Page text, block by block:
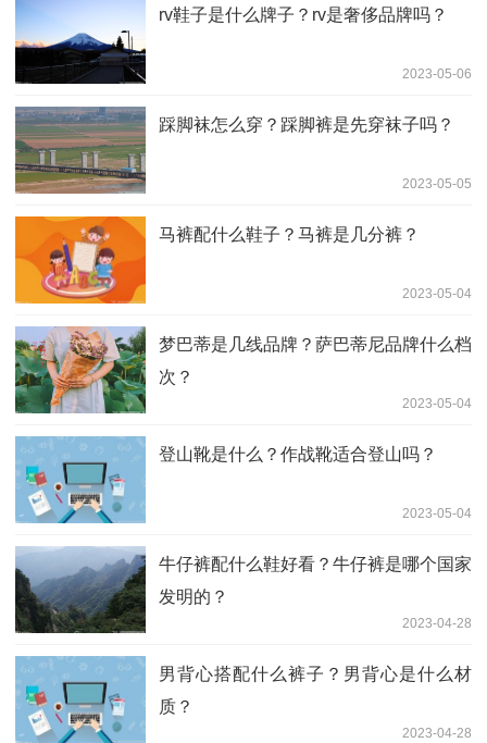
rv鞋子是什么牌子？rv是奢侈品牌吗？
2023-05-06
踩脚袜怎么穿？踩脚裤是先穿袜子吗？
2023-05-05
马裤配什么鞋子？马裤是几分裤？
2023-05-04
梦巴蒂是几线品牌？萨巴蒂尼品牌什么档
次？
2023-05-04
登山靴是什么？作战靴适合登山吗？
2023-05-04
牛仔裤配什么鞋好看？牛仔裤是哪个国家
发明的？
2023-04-28
男背心搭配什么裤子？男背心是什么材
质？
2023-04-28